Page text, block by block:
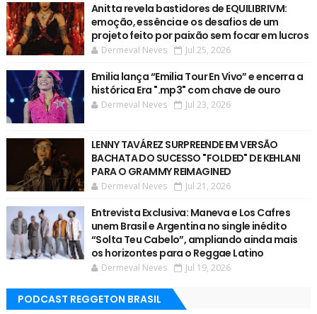
Anitta revela bastidores de EQUILIBRIVM:
emoção, essência e os desafios de um
projeto feito por paixão sem focar em lucros
Dermeval Neves Jul 25, 2026
Emilia lança “Emilia Tour En Vivo” e encerra a
histórica Era ".mp3" com chave de ouro
Dermeval Neves Jul 23, 2026
LENNY TAVÁREZ SURPREENDE EM VERSÃO
BACHATA DO SUCESSO "FOLDED" DE KEHLANI
PARA O GRAMMY REIMAGINED
Dermeval Neves Jul 21, 2026
Entrevista Exclusiva: Maneva e Los Cafres
unem Brasil e Argentina no single inédito
“Solta Teu Cabelo”, ampliando ainda mais
os horizontes para o Reggae Latino
Dermeval Neves Jul 19, 2026
PODCAST REGGETON BRASIL